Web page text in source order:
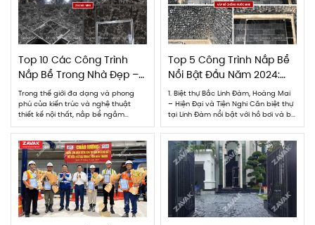
Top 10 Các Công Trình
Nắp Bể Trong Nhà Đẹp –
Chất Lượng – Thẩm Mỹ
Cao
Trong thế giới đa dạng và phong
phú của kiến trúc và nghệ thuật
thiết kế nội thất, nắp bể ngầm
không chỉ là một phần không thể
thiếu của hệ thống bể ngầm mà còn
là điểm nhấn quan trọng, tạo điểm
độc đáo và sang trọng trong không
gian sống. Bài viết này […]
Top 5 Công Trình Nắp Bể
Nổi Bật Đầu Năm 2024:
Kết Hợp Tinh Tế và Hiệu
Suất Cao
1. Biệt thự Bắc Linh Đàm, Hoàng Mai
– Hiện Đại và Tiện Nghi Căn biệt thự
tại Linh Đàm nổi bật với hồ bơi và bể
cá Koi độc đáo. Bể lọc của hồ cá Koi
được trang bị nắp bể ngầm Zavak,
có bản lề 2 cánh giúp thuận tiện cho
việc bảo […]